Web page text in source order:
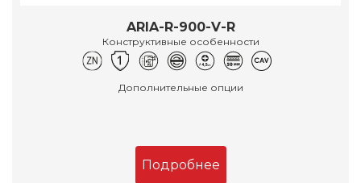
ARIA-R-900-V-R
Конструктивные особенности
Дополнительные опции
Подробнее